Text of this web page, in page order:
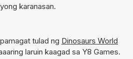
karanasan.
tulad ng Dinosaurs World
laruin kaagad sa Y8 Games.